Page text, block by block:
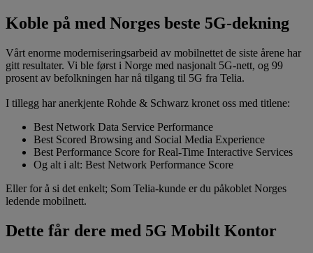
Koble på med Norges beste 5G-dekning
Vårt enorme moderniseringsarbeid av mobilnettet de siste årene har
gitt resultater. Vi ble først i Norge med nasjonalt 5G-nett, og 99
prosent av befolkningen har nå tilgang til 5G fra Telia.
I tillegg har anerkjente Rohde & Schwarz kronet oss med titlene:
Best Network Data Service Performance
Best Scored Browsing and Social Media Experience
Best Performance Score for Real-Time Interactive Services
Og alt i alt: Best Network Performance Score
Eller for å si det enkelt; Som Telia-kunde er du påkoblet Norges
ledende mobilnett.
Dette får dere med 5G Mobilt Kontor